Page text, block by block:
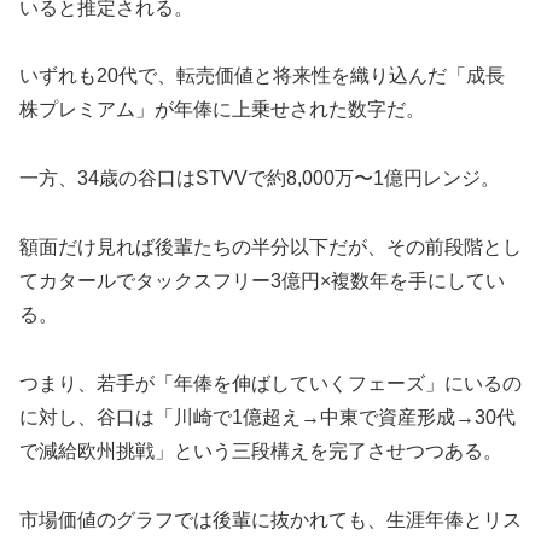
いると推定される。
いずれも20代で、転売価値と将来性を織り込んだ「成長
株プレミアム」が年俸に上乗せされた数字だ。
一方、34歳の谷口はSTVVで約8,000万〜1億円レンジ。
額面だけ見れば後輩たちの半分以下だが、その前段階とし
てカタールでタックスフリー3億円×複数年を手にしてい
る。
つまり、若手が「年俸を伸ばしていくフェーズ」にいるの
に対し、谷口は「川崎で1億超え→中東で資産形成→30代
で減給欧州挑戦」という三段構えを完了させつつある。
市場価値のグラフでは後輩に抜かれても、生涯年俸とリス